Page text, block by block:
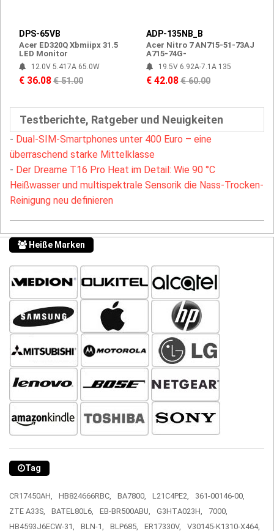
DPS-65VB
Acer ED320Q Xbmiipx 31.5
LED Monitor
12.0V 5.417A 65.0W
€ 36.08€ 51.00
ADP-135NB_B
Acer Nitro 7 AN715-51-73AJ
A715-74G-
19.5V 6.92A-7.1A 135
€ 42.08€ 60.00
Testberichte, Ratgeber und Neuigkeiten
- Dual-SIM-Smartphones unter 400 Euro – eine
überraschend starke Mittelklasse
- Der Dreame T16 Pro Heat im Detail: Wie 90 °C
Heißwasser und multispektrale Sensorik die Nass-Trocken-
Reinigung neu definieren
Heiße Marken
Tag
CR17450AH, HB824666RBC, BA7800, L21C4PE2,
361-00146-00,
ZTE A33S,
BATEL80L6, EB-BR500ABU, G3HTA023H,
7000,
HB4593J6ECW-31,
BLN-1, BLP685, ER17330V, V30145-K1310-X464,